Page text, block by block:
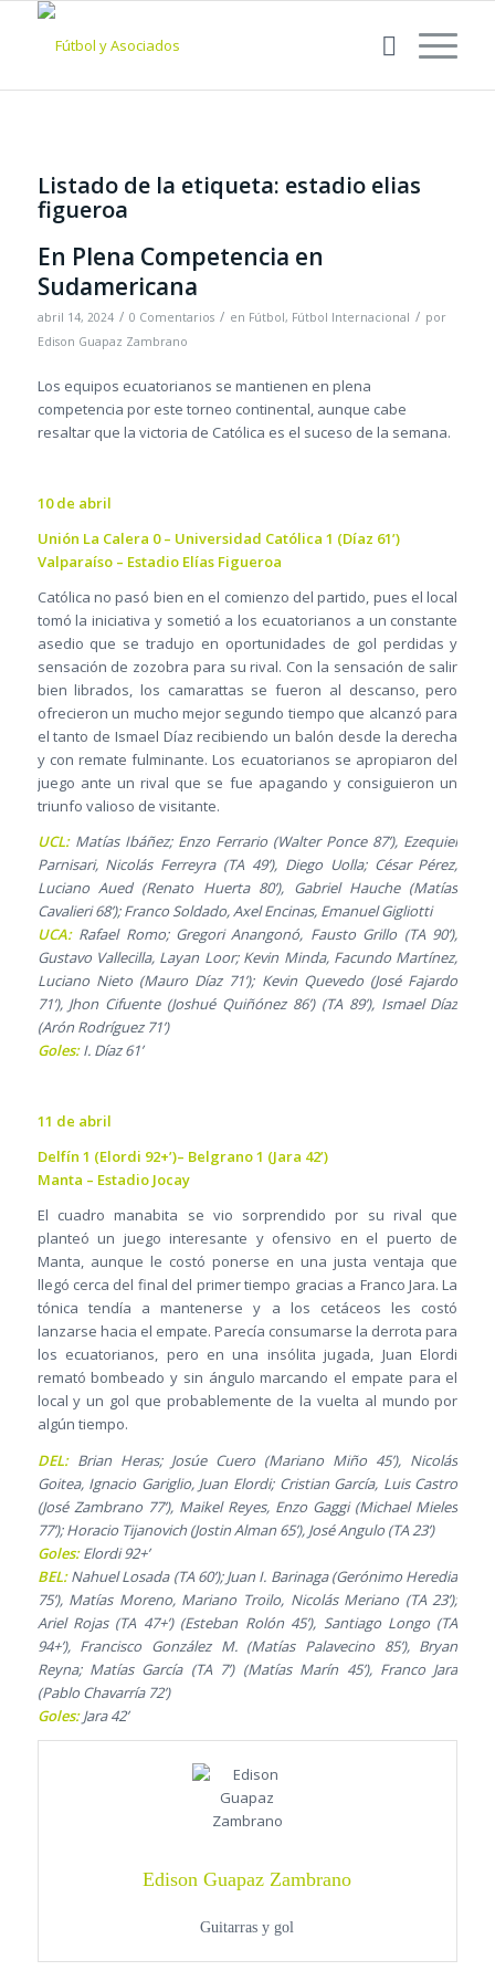
Listado de la etiqueta: estadio elias
figueroa
En Plena Competencia en
Sudamericana
abril 14, 2024 / 0 Comentarios / en Fútbol, Fútbol Internacional / por
Edison Guapaz Zambrano
Los equipos ecuatorianos se mantienen en plena
competencia por este torneo continental, aunque cabe
resaltar que la victoria de Católica es el suceso de la semana.
10 de abril
Unión La Calera 0 – Universidad Católica 1 (Díaz 61’)
Valparaíso – Estadio Elías Figueroa
Católica no pasó bien en el comienzo del partido, pues el local
tomó la iniciativa y sometió a los ecuatorianos a un constante
asedio que se tradujo en oportunidades de gol perdidas y
sensación de zozobra para su rival. Con la sensación de salir
bien librados, los camarattas se fueron al descanso, pero
ofrecieron un mucho mejor segundo tiempo que alcanzó para
el tanto de Ismael Díaz recibiendo un balón desde la derecha
y con remate fulminante. Los ecuatorianos se apropiaron del
juego ante un rival que se fue apagando y consiguieron un
triunfo valioso de visitante.
UCL:Matías Ibáñez; Enzo Ferrario (Walter Ponce 87’), Ezequiel
Parnisari, Nicolás Ferreyra (TA 49’), Diego Uolla; César Pérez,
Luciano Aued (Renato Huerta 80’), Gabriel Hauche (Matías
Cavalieri 68’); Franco Soldado, Axel Encinas, Emanuel Gigliotti
UCA:Rafael Romo; Gregori Anangonó, Fausto Grillo (TA 90’),
Gustavo Vallecilla, Layan Loor; Kevin Minda, Facundo Martínez,
Luciano Nieto (Mauro Díaz 71’); Kevin Quevedo (José Fajardo
71’), Jhon Cifuente (Joshué Quiñónez 86’) (TA 89’), Ismael Díaz
(Arón Rodríguez 71’)
Goles:I. Díaz 61’
11 de abril
Delfín 1 (Elordi 92+’)– Belgrano 1 (Jara 42’)
Manta – Estadio Jocay
El cuadro manabita se vio sorprendido por su rival que
planteó un juego interesante y ofensivo en el puerto de
Manta, aunque le costó ponerse en una justa ventaja que
llegó cerca del final del primer tiempo gracias a Franco Jara. La
tónica tendía a mantenerse y a los cetáceos les costó
lanzarse hacia el empate. Parecía consumarse la derrota para
los ecuatorianos, pero en una insólita jugada, Juan Elordi
remató bombeado y sin ángulo marcando el empate para el
local y un gol que probablemente de la vuelta al mundo por
algún tiempo.
DEL:Brian Heras; Josúe Cuero (Mariano Miño 45’), Nicolás
Goitea, Ignacio Gariglio, Juan Elordi; Cristian García, Luis Castro
(José Zambrano 77’), Maikel Reyes, Enzo Gaggi (Michael Mieles
77’); Horacio Tijanovich (Jostin Alman 65’), José Angulo (TA 23’)
Goles:Elordi 92+’
BEL:Nahuel Losada (TA 60’); Juan I. Barinaga (Gerónimo Heredia
75’), Matías Moreno, Mariano Troilo, Nicolás Meriano (TA 23’);
Ariel Rojas (TA 47+’) (Esteban Rolón 45’), Santiago Longo (TA
94+’), Francisco González M. (Matías Palavecino 85’), Bryan
Reyna; Matías García (TA 7’) (Matías Marín 45’), Franco Jara
(Pablo Chavarría 72’)
Goles:Jara 42’
Edison Guapaz Zambrano
Guitarras y gol